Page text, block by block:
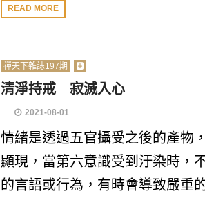
READ MORE
禪天下雜誌197期
清淨持戒 寂滅入心
2021-08-01
情緒是透過五官攝受之後的產物
顯現，當第六意識受到汙染時，
的言語或行為，有時會導致嚴重